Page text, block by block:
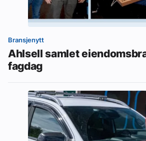
Bransjenytt
Ahlsell samlet
fagdag